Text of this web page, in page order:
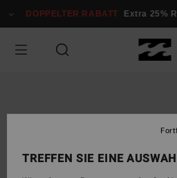
zur
springen
DOPPELTER RABATT Extra 25%
TREFFEN SIE EINE